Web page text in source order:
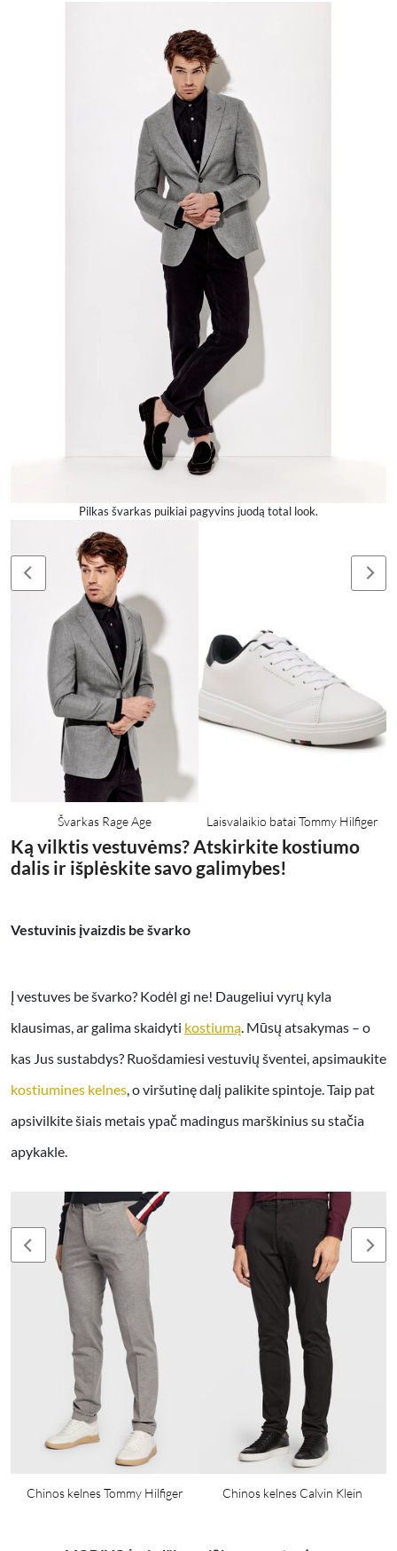
Pilkas švarkas puikiai pagyvins juodą total look.
Švarkas Rage Age Laisvalaikio batai Tommy Hilfiger
Ką vilktis vestuvėms? Atskirkite kostiumo
dalis ir išplėskite savo galimybes!
Vestuvinis įvaizdis be švarko
Į vestuves be švarko? Kodėl gi ne! Daugeliui vyrų kyla
klausimas, ar galima skaidyti kostiumą. Mūsų atsakymas – o
kas Jus sustabdys? Ruošdamiesi vestuvių šventei, apsimaukite
kostiumines kelnes, o viršutinę dalį palikite spintoje. Taip pat
apsivilkite šiais metais ypač madingus marškinius su stačia
apykakle.
Chinos kelnes Tommy Hilfiger Chinos kelnes Calvin Klein